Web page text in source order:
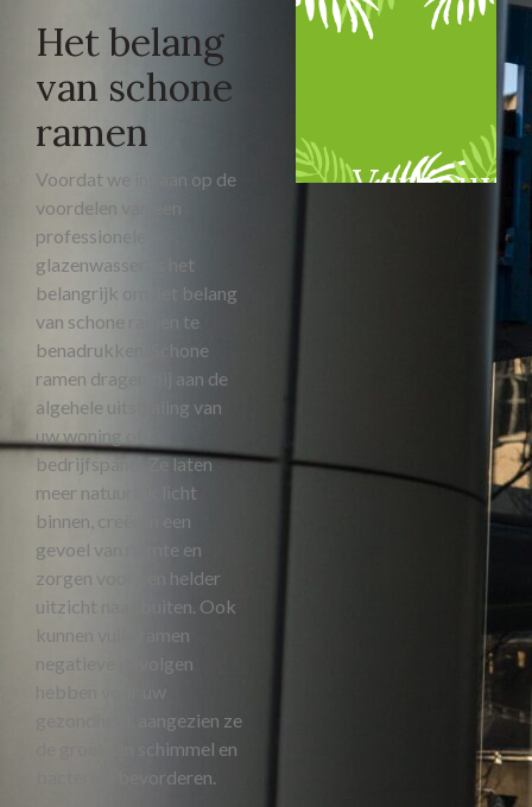
Het belang
van schone
ramen
Voordat we ingaan op de
voordelen van een
professionele
glazenwasser, is het
belangrijk om het belang
van schone ramen te
benadrukken. Schone
ramen dragen bij aan de
algehele uitstraling van
uw woning of
bedrijfspand. Ze laten
meer natuurlijk licht
binnen, creëren een
gevoel van ruimte en
zorgen voor een helder
uitzicht naar buiten. Ook
kunnen vuile ramen
negatieve gevolgen
gezondheid, aangezien ze
de groei van schimmel en
bacteriën bevorderen.